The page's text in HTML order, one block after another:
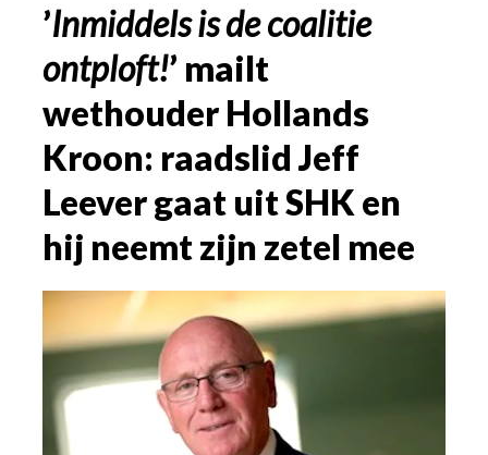
’Inmiddels is de coalitie
ontploft!’ mailt
wethouder Hollands
Kroon: raadslid Jeff
Leever gaat uit SHK en
hij neemt zijn zetel mee